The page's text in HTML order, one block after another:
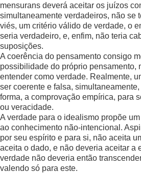
mensurans deverá aceitar os juízos
simultaneamente verdadeiros, não se
viés, um critério válido de verdade, o
seria verdadeiro, e, enfim, não teria
suposições.
A coerência do pensamento consigo
possibilidade do próprio pensamento,
entender como verdade. Realmente,
ser coerente e falsa,
forma, a comprovação empírica, para
ou veracidade.
A verdade para o idealismo propõe
ao conhecimento não-intencional.
por seu espírito e para si, não aceita
aceita o dado, e não deveria aceitar a
verdade não deveria então
valendo só para este.